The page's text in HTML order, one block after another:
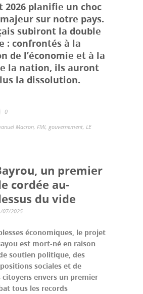
2026 planifie un choc
sur notre pays.
subiront la double
: confrontés à la
de l’économie et à la
la nation, ils auront
la dissolution.
0
Macron, FMI, gouvernement, LE
un premier
cordée au-
du vide
07/2025
économiques, le projet
est mort-né en raison
soutien politique, des
sociales et de
citoyens envers un premier
tous les records